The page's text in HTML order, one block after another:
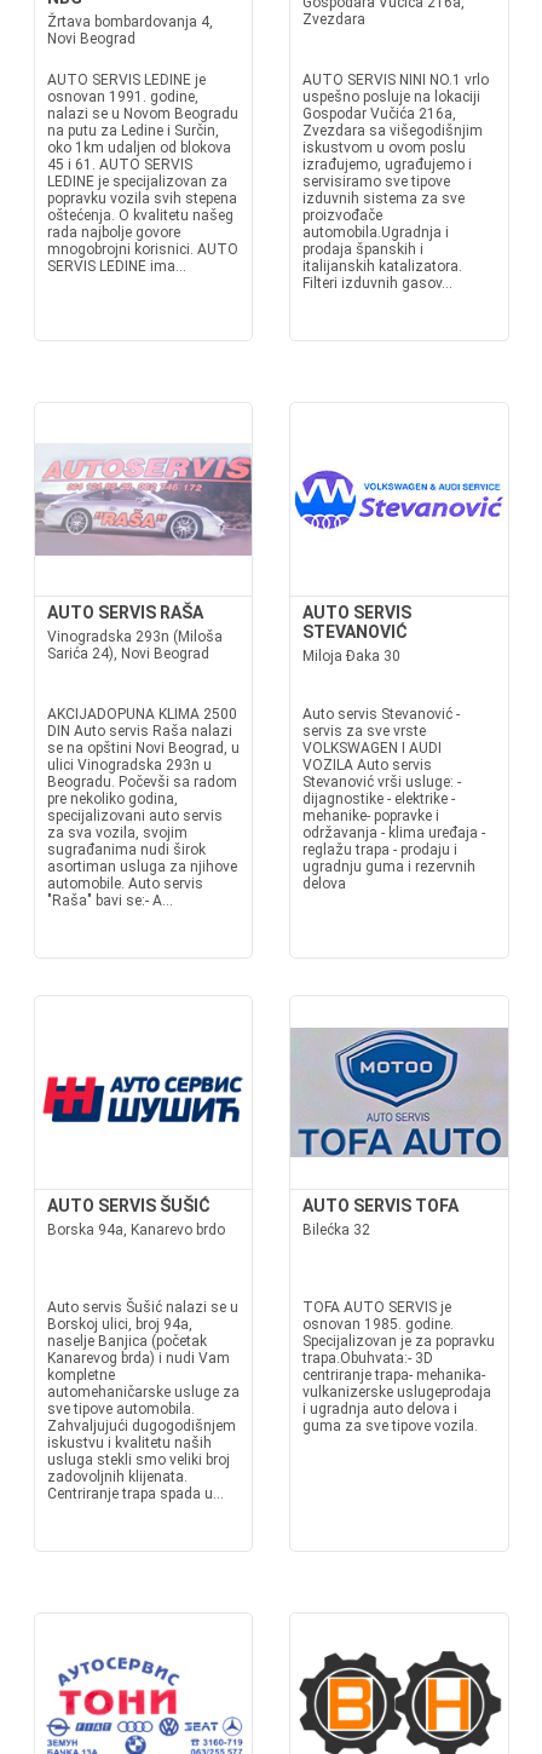
Žrtava bombardovanja 4,
Novi Beograd
AUTO SERVIS LEDINE je
osnovan 1991. godine,
nalazi se u Novom Beogradu
na putu za Ledine i Surčin,
oko 1km udaljen od blokova
45 i 61. AUTO SERVIS
LEDINE je specijalizovan za
popravku vozila svih stepena
oštećenja. O kvalitetu našeg
rada najbolje govore
mnogobrojni korisnici. AUTO
SERVIS LEDINE ima...
Zvezdara
AUTO SERVIS NINI NO.1 vrlo
uspešno posluje na lokaciji
Gospodar Vučića 216a,
Zvezdara sa višegodišnjim
iskustvom u ovom poslu
izrađujemo, ugrađujemo i
servisiramo sve tipove
izduvnih sistema za sve
proizvođače
automobila.Ugradnja i
prodaja španskih i
italijanskih katalizatora.
Filteri izduvnih gasov...
AUTO SERVIS RAŠA
Vinogradska 293n (Miloša
Sarića 24), Novi Beograd
AKCIJADOPUNA KLIMA 2500
DIN Auto servis Raša nalazi
se na opštini Novi Beograd, u
ulici Vinogradska 293n u
Beogradu. Počevši sa radom
pre nekoliko godina,
specijalizovani auto servis
za sva vozila, svojim
sugrađanima nudi širok
asortiman usluga za njihove
automobile. Auto servis
"Raša" bavi se:- A...
AUTO SERVIS
STEVANOVIĆ
Miloja Đaka 30
Auto servis Stevanović -
servis za sve vrste
VOLKSWAGEN I AUDI
VOZILA Auto servis
Stevanović vrši usluge: -
dijagnostike - elektrike -
mehanike- popravke i
održavanja - klima uređaja -
reglažu trapa - prodaju i
ugradnju guma i rezervnih
delova
AUTO SERVIS ŠUŠIĆ
Borska 94a, Kanarevo brdo
Auto servis Šušić nalazi se u
Borskoj ulici, broj 94a,
naselje Banjica (početak
Kanarevog brda) i nudi Vam
kompletne
automehaničarske usluge za
sve tipove automobila.
Zahvaljujući dugogodišnjem
iskustvu i kvalitetu naših
usluga stekli smo veliki broj
zadovoljnih klijenata.
Centriranje trapa spada u...
AUTO SERVIS TOFA
Bilećka 32
TOFA AUTO SERVIS je
osnovan 1985. godine.
Specijalizovan je za popravku
trapa.Obuhvata:- 3D
centriranje trapa- mehanika-
vulkanizerske uslugeprodaja
i ugradnja auto delova i
guma za sve tipove vozila.